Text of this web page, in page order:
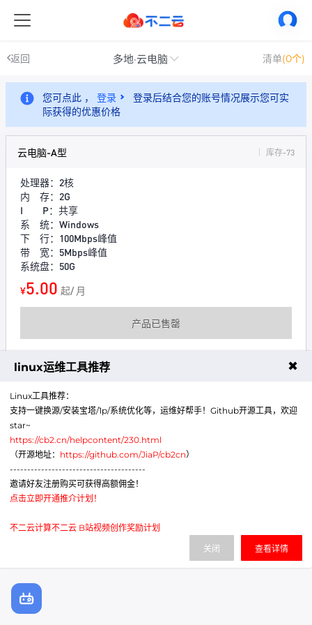
返回 多地·云电脑 清单(0个)
您可点此 ， 登录
登录后结合您的账号情况展示您可实
际获得的优惠价格
云电脑-A型 库存-73
处理器：2核
内 存：2G
I P：共享
系 统：Windows
下 行：100Mbps峰值
带 宽：5Mbps峰值
系统盘：50G
¥5.00 起/ 月
产品已售罄
我司服务器禁止用于任何违反中国法律及不二云使用协议
的业务，违者将封禁服务器。
linux运维工具推荐 ✖
Linux工具推荐：
支持一键换源/安装宝塔/1p/系统优化等，运维好帮手！Github开源工具，欢迎
star~
https://cb2.cn/helpcontent/230.html
（开源地址： https://github.com/JiaP/cb2cn）
---------------------------------------
邀请好友注册购买可获得高额佣金！
点击立即开通推介计划！
不二云计算不二云 B站视频创作奖励计划
查看详情
关闭